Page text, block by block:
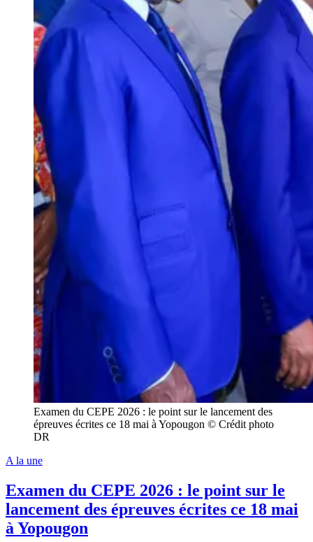
Examen du CEPE 2026 : le point sur le lancement des
épreuves écrites ce 18 mai à Yopougon © Crédit photo
DR
A la une
Examen du CEPE 2026 : le point sur le
lancement des épreuves écrites ce 18 mai
à Yopougon